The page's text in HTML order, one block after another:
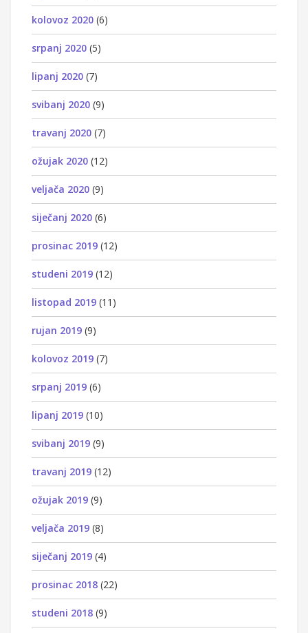
kolovoz 2020 (6)
srpanj 2020 (5)
lipanj 2020 (7)
svibanj 2020 (9)
travanj 2020 (7)
ožujak 2020 (12)
veljača 2020 (9)
siječanj 2020 (6)
prosinac 2019 (12)
studeni 2019 (12)
listopad 2019 (11)
rujan 2019 (9)
kolovoz 2019 (7)
srpanj 2019 (6)
lipanj 2019 (10)
svibanj 2019 (9)
travanj 2019 (12)
ožujak 2019 (9)
veljača 2019 (8)
siječanj 2019 (4)
prosinac 2018 (22)
studeni 2018 (9)